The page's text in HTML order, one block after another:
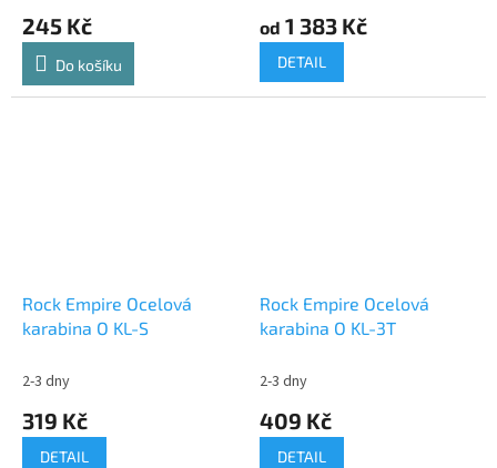
245 Kč
Do košíku
od 1 383 Kč
DETAIL
Rock Empire Ocelová
karabina O KL-S
2-3 dny
319 Kč
DETAIL
Rock Empire Ocelová
karabina O KL-3T
2-3 dny
409 Kč
DETAIL